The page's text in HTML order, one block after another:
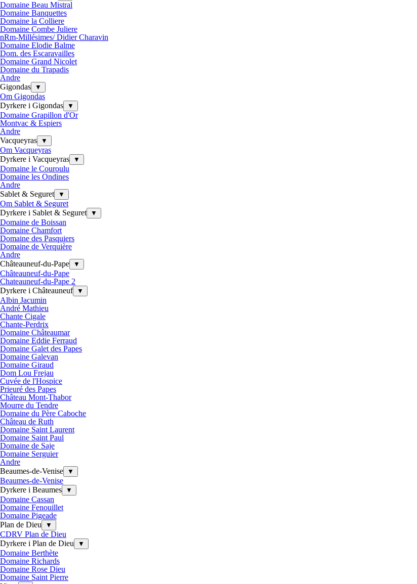
Domaine Beau Mistral
Domaine Banquettes
Domaine la Colliere
Domaine Combe Juliere
nRm-Millésimes/ Didier Charavin
Domaine Elodie Balme
Dom. des Escaravailles
Domaine Grand Nicolet
Domaine du Trapadis
Andre
Gigondas
▼
Om Gigondas
Dyrkere i Gigondas
▼
Domaine Grapillon d'Or
Montvac & Espiers
Andre
Vacqueyras
▼
Om Vacqueyras
Dyrkere i Vacqueyras
▼
Domaine le Couroulu
Domaine les Ondines
Andre
Sablet & Seguret
▼
Om Sablet & Seguret
Dyrkere i Sablet & Seguret
▼
Domaine de Boissan
Domaine Chamfort
Domaine des Pasquiers
Domaine de Verquière
Andre
Châteauneuf-du-Pape
▼
Châteauneuf-du-Pape
Chateauneuf-du-Pape 2
Dyrkere i Châteauneuf
▼
Albin Jacumin
André Mathieu
Chante Cigale
Chante-Perdrix
Domaine Châteaumar
Domaine Eddie Ferraud
Domaine Galet des Papes
Domaine Galevan
Domaine Giraud
Dom Lou Frejau
Cuvée de l'Hospice
Prieuré des Papes
Château Mont-Thabor
Mourre du Tendre
Domaine du Père Caboche
Château de Ruth
Domaine Saint Laurent
Domaine Saint Paul
Domaine de Saje
Domaine Serguier
Andre
Beaumes-de-Venise
▼
Beaumes-de-Venise
Dyrkere i Beaumes
▼
Domaine Cassan
Domaine Fenouillet
Domaine Pigeade
Plan de Dieu
▼
CDRV Plan de Dieu
Dyrkere i Plan de Dieu
▼
Domaine Berthète
Domaine Richards
Domaine Rose Dieu
Domaine Saint Pierre